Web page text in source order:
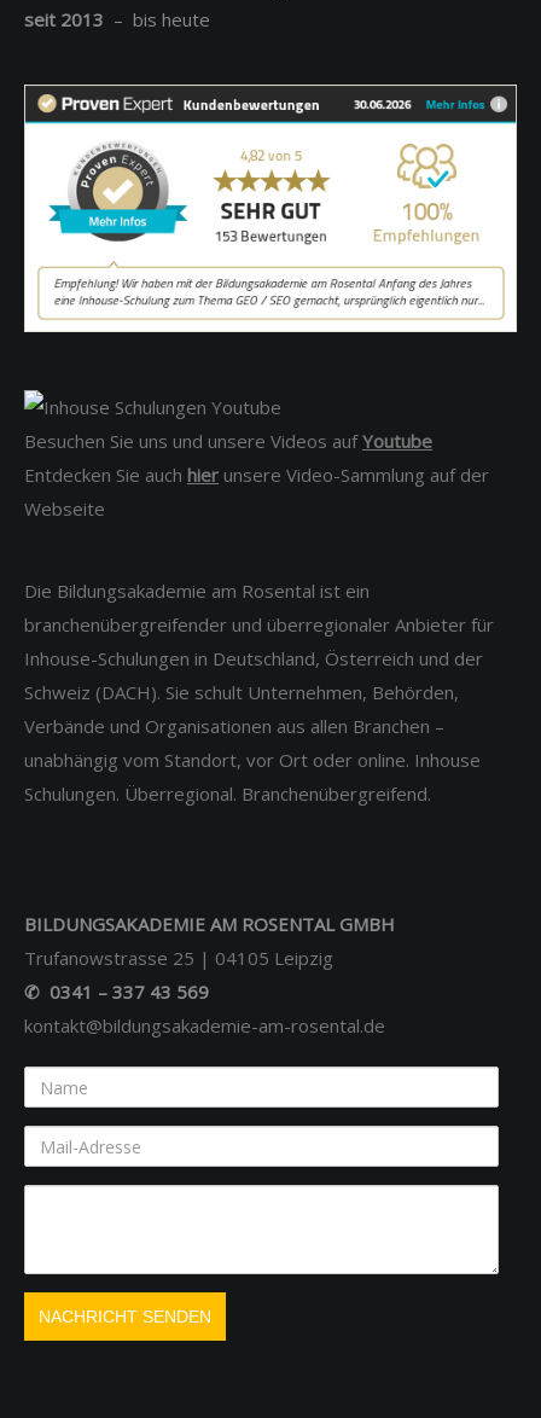
seit 2013 – bis heute
Besuchen Sie uns und unsere Videos aufYoutube
Entdecken Sie auch hier unsere Video-Sammlung auf der
Webseite
Die Bildungsakademie am Rosental ist ein
branchenübergreifender und überregionaler Anbieter für
Inhouse-Schulungen in Deutschland, Österreich und der
Schweiz (DACH). Sie schult Unternehmen, Behörden,
Verbände und Organisationen aus allen Branchen –
unabhängig vom Standort, vor Ort oder online. Inhouse
Schulungen. Überregional. Branchenübergreifend.
BILDUNGSAKADEMIE AM ROSENTAL GMBH
Trufanowstrasse 25 | 04105 Leipzig
✆ 0341 – 337 43 569
kontakt@bildungsakademie-am-rosental.de
Name
Mail-